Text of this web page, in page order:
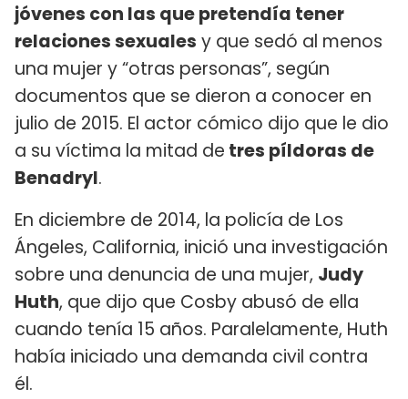
jóvenes con las que pretendía tener
relaciones sexuales y que sedó al menos
una mujer y “otras personas”, según
documentos que se dieron a conocer en
julio de 2015. El actor cómico dijo que le dio
a su víctima la mitad de tres píldoras de
Benadryl.
En diciembre de 2014, la policía de Los
Ángeles, California, inició una investigación
sobre una denuncia de una mujer, Judy
Huth, que dijo que Cosby abusó de ella
cuando tenía 15 años. Paralelamente, Huth
había iniciado una demanda civil contra
él.